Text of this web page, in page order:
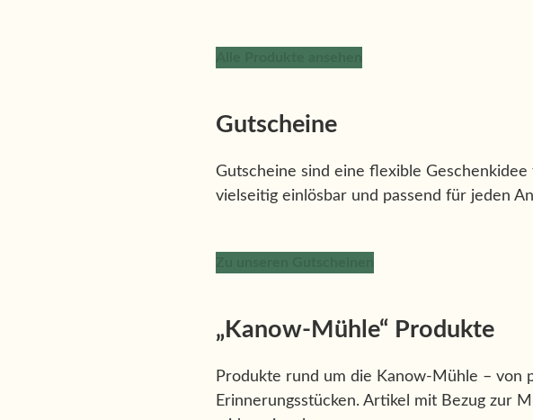
Gutscheine
Gutscheine sind eine flexible
vielseitig einlösbar und passend für jeden
„Kanow-Mühle“ Produkte
Produkte rund um die Kanow-Mühle – von
Erinnerungsstücken. Artikel mit Bezug zur